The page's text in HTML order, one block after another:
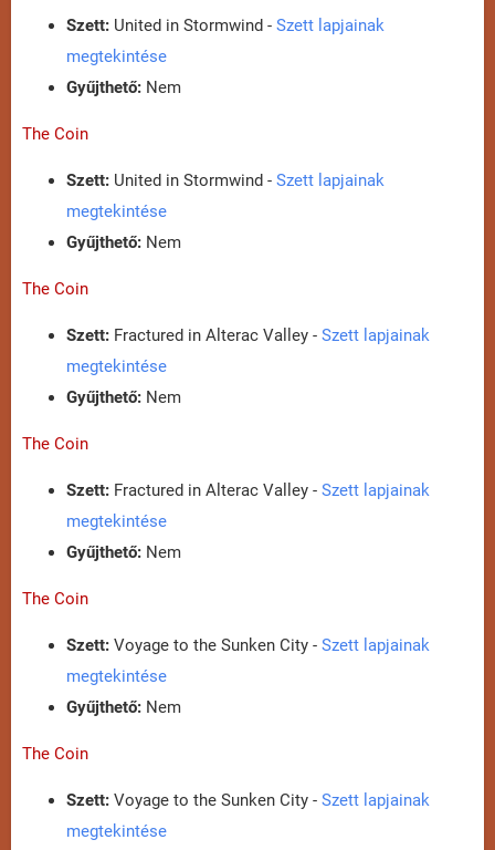
Szett: United in Stormwind - Szett lapjainak
megtekintése
Gyűjthető: Nem
The Coin
Szett: United in Stormwind - Szett lapjainak
megtekintése
Gyűjthető: Nem
The Coin
Szett: Fractured in Alterac Valley - Szett lapjainak
megtekintése
Gyűjthető: Nem
The Coin
Szett: Fractured in Alterac Valley - Szett lapjainak
megtekintése
Gyűjthető: Nem
The Coin
Szett: Voyage to the Sunken City - Szett lapjainak
megtekintése
Gyűjthető: Nem
The Coin
Szett: Voyage to the Sunken City - Szett lapjainak
megtekintése